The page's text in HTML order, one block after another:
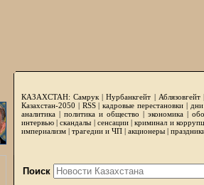
КАЗАХСТАН: Самрук |Нурбанкгейт | Аблязовгейт
Казахстан-2050 | RSS|кадровые перестановки|
аналитика | политика и общество | экономика |
интервью |скандалы | сенсации|криминал и
империализм | трагедии и ЧП | акционеры |
Поиск